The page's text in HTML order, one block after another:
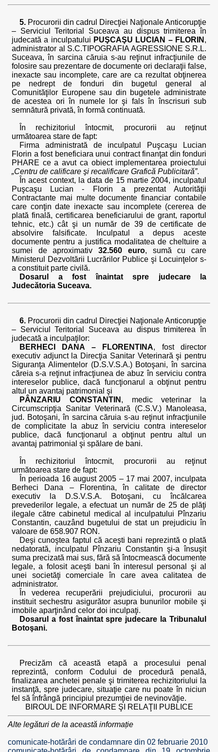
5. Procurorii din cadrul Direcţiei Naţionale Anticorupţie
– Serviciul Teritorial Suceava au dispus trimiterea în
judecată a inculpatului PUŞCAŞU LUCIAN – FLORIN ,
administrator al S.C.TIPOGRAFIA AGRESSIONE S.R.L.
Suceava, în sarcina căruia s-au reţinut infracţiunile de
folosire sau prezentare de documente ori declaraţii false,
inexacte sau incomplete, care are ca rezultat obţinerea
pe nedrept de fonduri din bugetul general al
Comunităţilor Europene sau din bugetele administrate
de acestea ori în numele lor şi fals în înscrisuri sub
semnătură privată, în formă continuată.
În rechizitoriul întocmit, procurorii au reţinut
următoarea stare de fapt:
Firma administrată de inculpatul Puşcaşu Lucian
Florin a fost beneficiara unui contract finanţat din fonduri
PHARE ce a avut ca obiect implementarea proiectului
„Centru de calificare şi recalificare Grafică Publicitară”.
În acest context, la data de 15 martie 2004, inculpatul
Puşcaşu Lucian - Florin a prezentat Autorităţii
Contractante mai multe documente financiar contabile
care conţin date inexacte sau incomplete (cererea de
plată finală, certificarea beneficiarului de grant, raportul
tehnic, etc.) cât şi un număr de 39 de certificate de
absolvire falsificate. Inculpatul a depus aceste
documente pentru a justifica modalitatea de cheltuire a
sumei de aproximativ32.560 euro, sumă cu care
Ministerul Dezvoltării Lucrărilor Publice şi Locuinţelor s-
a constituit parte civilă.
Dosarul a fost înaintat spre judecare la
Judecătoria Suceava.
6. Procurorii din cadrul Direcţiei Naţionale Anticorupţie
– Serviciul Teritorial Suceava au dispus trimiterea în
judecată a inculpaţilor:
BERHECI DANA – FLORENTINA, fost director
executiv adjunct la Direcţia Sanitar Veterinară şi pentru
Siguranţa Alimentelor (D.S.V.S.A.) Botoşani, în sarcina
căreia s-a reţinut infracţiunea de abuz în serviciu contra
intereselor publice, dacă funcţionarul a obţinut pentru
altul un avantaj patrimonial şi
PÂNZARIU CONSTANTIN , medic veterinar la
Circumscripţia Sanitar Veterinară (C.S.V.) Manoleasa,
jud. Botoşani, în sarcina căruia s-au reţinut infracţiunile
de complicitate la abuz în serviciu contra intereselor
publice, dacă funcţionarul a obţinut pentru altul un
avantaj patrimonial şi spălare de bani.
În rechizitoriul întocmit, procurorii au reţinut
următoarea stare de fapt:
În perioada 16 august 2005 – 17 mai 2007, inculpata
Berheci Dana – Florentina, în calitate de director
executiv la D.S.V.S.A. Botoşani, cu încălcarea
prevederilor legale, a efectuat un număr de 25 de plăţi
ilegale către cabinetul medical al inculpatului Pînzariu
Constantin, cauzând bugetului de stat un prejudiciu în
valoare de 658.907 RON.
Deşi cunoştea faptul că aceşti bani reprezintă o plată
nedatorată, inculpatul Pînzariu Constantin şi-a însuşit
suma precizată mai sus, fără să întocmească documente
legale, a folosit aceşti bani în interesul personal şi al
unei societăţi comerciale în care avea calitatea de
administrator.
În vederea recuperării prejudiciului, procurorii au
instituit sechestru asigurător asupra bunurilor mobile şi
imobile aparţinând celor doi inculpaţi.
Dosarul a fost înaintat spre judecare la Tribunalul
Botoşani.
Precizăm că această etapă a procesului penal
reprezintă, conform Codului de procedură penală,
finalizarea anchetei penale şi trimiterea rechizitoriului la
instanţă, spre judecare, situaţie care nu poate în niciun
fel să înfrângă principiul prezumţiei de nevinovăţie.
BIROUL DE INFORMARE ŞI RELAŢII PUBLICE
Alte legături de la această informație
comunicate-hotărâri de condamnare din 02 februarie 2010